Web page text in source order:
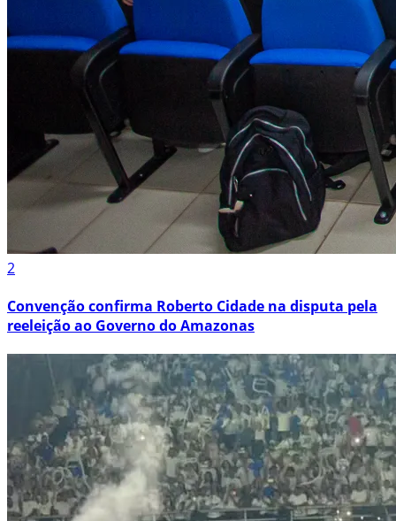
2
Convenção confirma Roberto Cidade na disputa pela
reeleição ao Governo do Amazonas